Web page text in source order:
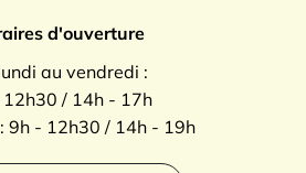
d'ouverture
au vendredi :
/ 14h - 17h
9h - 12h30 / 14h - 19h